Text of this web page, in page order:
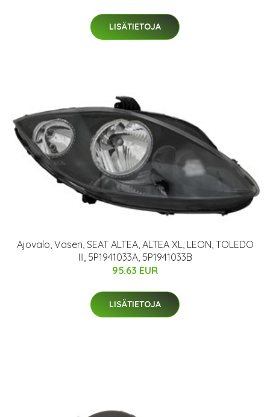
LISÄTIETOJA
Ajovalo, Vasen, SEAT ALTEA, ALTEA XL, LEON, TOLEDO
III, 5P1941033A, 5P1941033B
95.63 EUR
LISÄTIETOJA